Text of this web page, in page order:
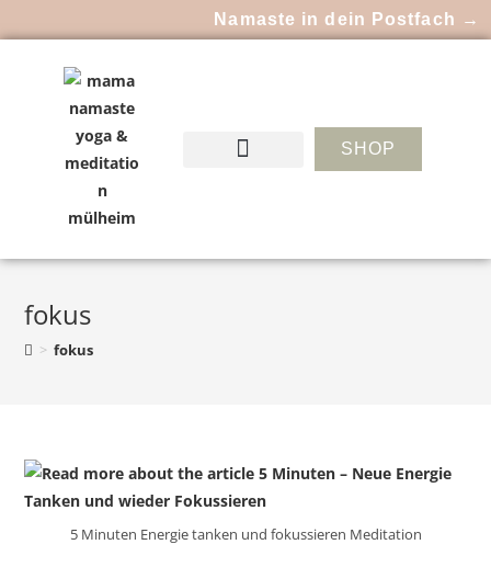
Namaste in dein Postfach →
SHOP
fokus
> fokus
5 Minuten Energie tanken und fokussieren Meditation